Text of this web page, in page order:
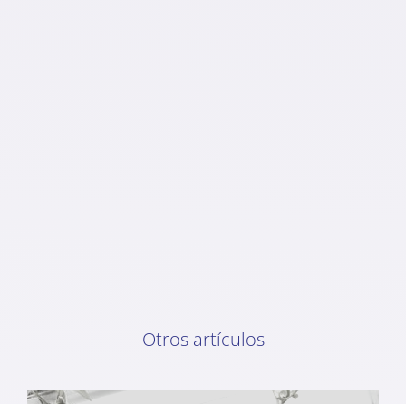
Otros artículos